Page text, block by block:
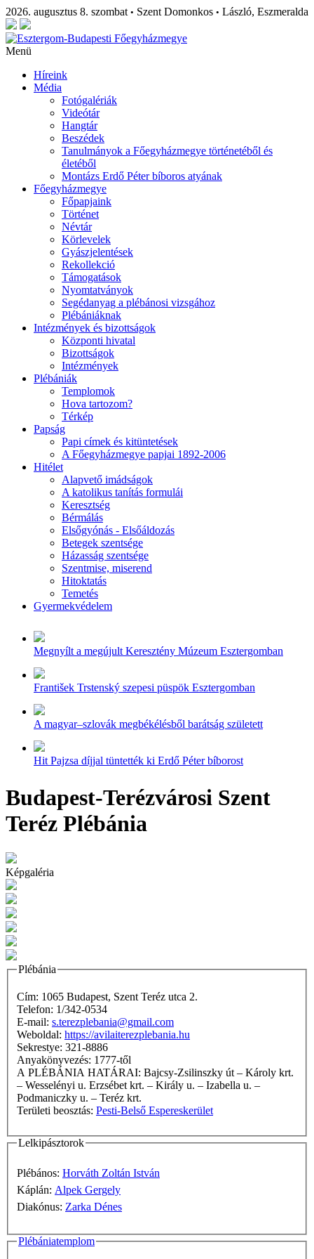
2026. augusztus 8. szombat • Szent Domonkos • László, Eszmeralda
Menü
Híreink
Média
Fotógalériák
Videótár
Hangtár
Beszédek
Tanulmányok a Főegyházmegye történetéből és
életéből
Montázs Erdő Péter bíboros atyának
Főegyházmegye
Főpapjaink
Történet
Névtár
Körlevelek
Gyászjelentések
Rekollekció
Támogatások
Nyomtatványok
Segédanyag a plébánosi vizsgához
Plébániáknak
Intézmények és bizottságok
Központi hivatal
Bizottságok
Intézmények
Plébániák
Templomok
Hova tartozom?
Térkép
Papság
Papi címek és kitüntetések
A Főegyházmegye papjai 1892-2006
Hitélet
Alapvető imádságok
A katolikus tanítás formulái
Keresztség
Bérmálás
Elsőgyónás - Elsőáldozás
Betegek szentsége
Házasság szentsége
Szentmise, miserend
Hitoktatás
Temetés
Gyermekvédelem
Megnyílt a megújult Keresztény Múzeum Esztergomban
František Trstenský szepesi püspök Esztergomban
A magyar–szlovák megbékélésből barátság született
Hit Pajzsa díjjal tüntették ki Erdő Péter bíborost
Budapest-Terézvárosi Szent
Teréz Plébánia
Képgaléria
Plébánia
Cím: 1065 Budapest, Szent Teréz utca 2.
Telefon: 1/342-0534
E-mail: s.terezplebania@gmail.com
Weboldal: https://avilaiterezplebania.hu
Sekrestye: 321-8886
Anyakönyvezés: 1777-től
A PLÉBÁNIA HATÁRAI: Bajcsy-Zsilinszky út – Károly krt.
– Wesselényi u. Erzsébet krt. – Király u. – Izabella u. –
Podmaniczky u. – Teréz krt.
Területi beosztás: Pesti-Belső Espereskerület
Lelkipásztorok
Plébános: Horváth Zoltán István
Káplán: Alpek Gergely
Diakónus: Zarka Dénes
Plébániatemplom